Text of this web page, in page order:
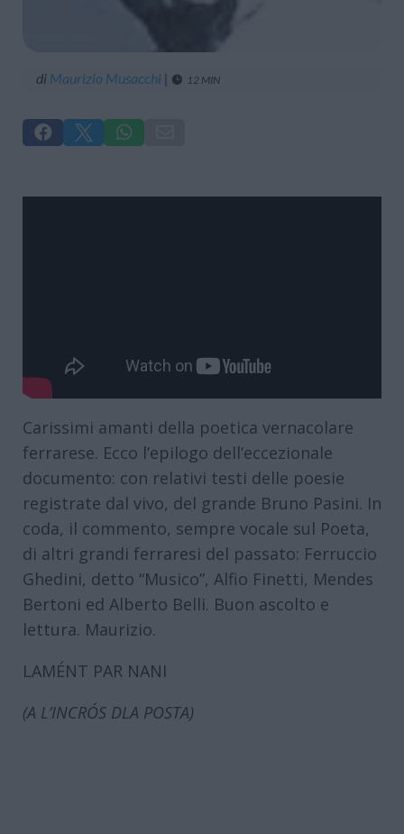
di Maurizio Musacchi |  12 MIN
  
Carissimi amanti della poetica vernacolare
ferrarese. Ecco l’epilogo dell’eccezionale
documento: con relativi testi delle poesie
registrate dal vivo, del grande Bruno Pasini. In
coda, il commento, sempre vocale sul Poeta,
di altri grandi ferraresi del passato: Ferruccio
Ghedini, detto “Musico”, Alfio Finetti, Mendes
Bertoni ed Alberto Belli. Buon ascolto e
lettura. Maurizio.
LAMÉNT PAR NANI
(A L’INCRÓS DLA POSTA)